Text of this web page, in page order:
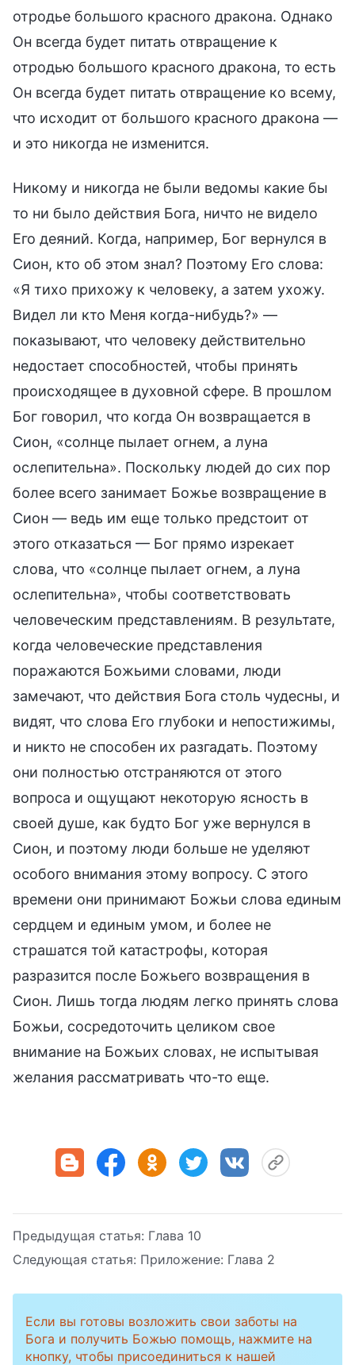
отродье большого красного дракона. Однако
Он всегда будет питать отвращение к
отродью большого красного дракона, то есть
Он всегда будет питать отвращение ко всему,
что исходит от большого красного дракона —
и это никогда не изменится.
Никому и никогда не были ведомы какие бы
то ни было действия Бога, ничто не видело
Его деяний. Когда, например, Бог вернулся в
Сион, кто об этом знал? Поэтому Его слова:
«Я тихо прихожу к человеку, а затем ухожу.
Видел ли кто Меня когда-нибудь?» —
показывают, что человеку действительно
недостает способностей, чтобы принять
происходящее в духовной сфере. В прошлом
Бог говорил, что когда Он возвращается в
Сион, «солнце пылает огнем, а луна
ослепительна». Поскольку людей до сих пор
более всего занимает Божье возвращение в
Сион — ведь им еще только предстоит от
этого отказаться — Бог прямо изрекает
слова, что «солнце пылает огнем, а луна
ослепительна», чтобы соответствовать
человеческим представлениям. В результате,
когда человеческие представления
поражаются Божьими словами, люди
замечают, что действия Бога столь чудесны, и
видят, что слова Его глубоки и непостижимы,
и никто не способен их разгадать. Поэтому
они полностью отстраняются от этого
вопроса и ощущают некоторую ясность в
своей душе, как будто Бог уже вернулся в
Сион, и поэтому люди больше не уделяют
особого внимания этому вопросу. С этого
времени они принимают Божьи слова единым
сердцем и единым умом, и более не
страшатся той катастрофы, которая
разразится после Божьего возвращения в
Сион. Лишь тогда людям легко принять слова
Божьи, сосредоточить целиком свое
внимание на Божьих словах, не испытывая
желания рассматривать что-то еще.
Предыдущая статья: Глава 10
Следующая статья: Приложение: Глава 2
Если вы готовы возложить свои заботы на
Бога и получить Божью помощь, нажмите на
кнопку, чтобы присоединиться к нашей